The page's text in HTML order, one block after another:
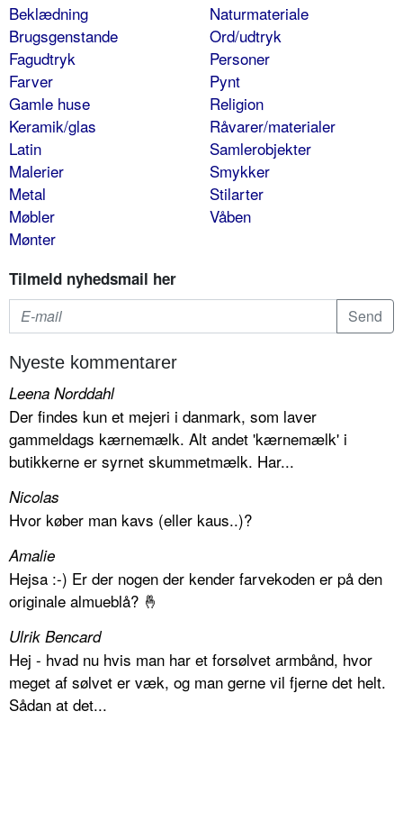
Beklædning
Brugsgenstande
Fagudtryk
Farver
Gamle huse
Keramik/glas
Latin
Malerier
Metal
Møbler
Mønter
Naturmateriale
Ord/udtryk
Personer
Pynt
Religion
Råvarer/materialer
Samlerobjekter
Smykker
Stilarter
Våben
Tilmeld nyhedsmail her
Nyeste kommentarer
Leena Norddahl
Der findes kun et mejeri i danmark, som laver
gammeldags kærnemælk. Alt andet 'kærnemælk' i
butikkerne er syrnet skummetmælk. Har...
Nicolas
Hvor køber man kavs (eller kaus..)?
Amalie
Hejsa :-) Er der nogen der kender farvekoden er på den
originale almueblå? 🤞
Ulrik Bencard
Hej - hvad nu hvis man har et forsølvet armbånd, hvor
meget af sølvet er væk, og man gerne vil fjerne det helt.
Sådan at det...